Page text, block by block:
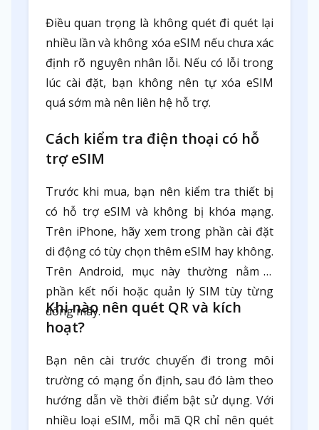
Điều quan trọng là không quét đi quét lại
nhiều lần và không xóa eSIM nếu chưa xác
định rõ nguyên nhân lỗi. Nếu có lỗi trong
lúc cài đặt, bạn không nên tự xóa eSIM
quá sớm mà nên liên hệ hỗ trợ.
Cách kiểm tra điện thoại có hỗ
trợ eSIM
Trước khi mua, bạn nên kiểm tra thiết bị
có hỗ trợ eSIM và không bị khóa mạng.
Trên iPhone, hãy xem trong phần cài đặt
di động có tùy chọn thêm eSIM hay không.
Trên Android, mục này thường nằm ở
phần kết nối hoặc quản lý SIM tùy từng
dòng máy.
Khi nào nên quét QR và kích
hoạt?
Bạn nên cài trước chuyến đi trong môi
trường có mạng ổn định, sau đó làm theo
hướng dẫn về thời điểm bật sử dụng. Với
nhiều loại eSIM, mỗi mã QR chỉ nên quét